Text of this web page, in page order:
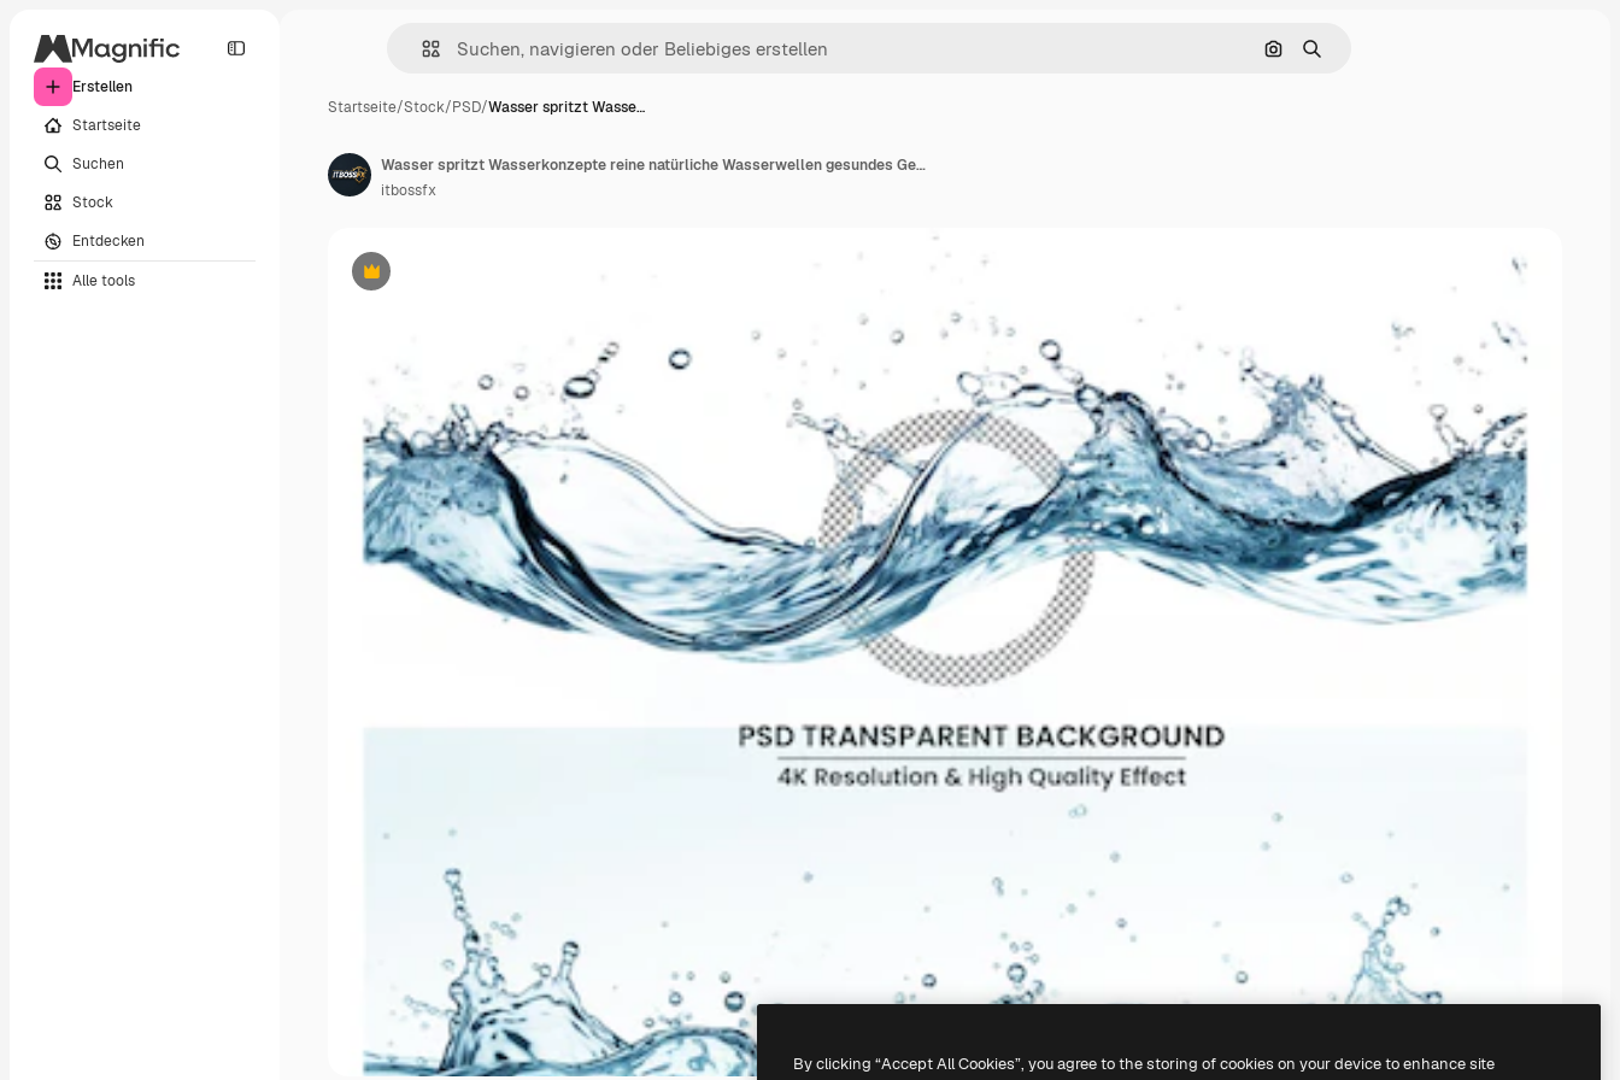
Erstellen
Startseite
Suchen
Stock
Entdecken
Alle tools
Nach Bild suchen
Suchen
Startseite/Stock/PSD/Wasser spritzt Wasse…
Premium
Wasser spritzt Wasserkonzepte reine natürliche Wasserwellen gesundes Getränkekonzept Transparenter Hintergrund
itbossfx
By clicking “Accept All Cookies”, you agree to the storing of cookies on your device to enhance site